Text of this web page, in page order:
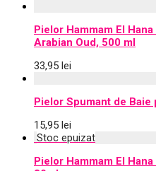
Pielor Hammam El
Arabian Oud, 500 ml
33,95 lei
Pielor Spumant de
15,95 lei
Pielor Hammam El